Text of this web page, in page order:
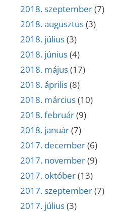
2018. szeptember(7)
2018. augusztus(3)
2018. július(3)
2018. június(4)
2018. május(17)
2018. április(8)
2018. március(10)
2018. február(9)
2018. január(7)
2017. december(6)
2017. november(9)
2017. október(13)
2017. szeptember(7)
2017. július(3)